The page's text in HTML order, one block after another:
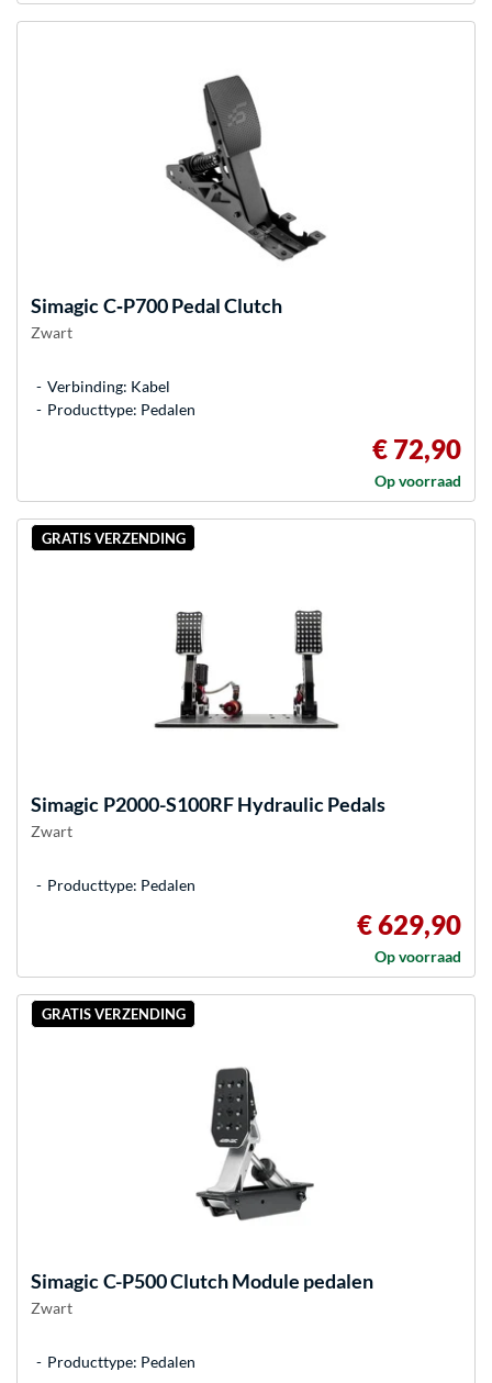
SimagicC‑P700 Pedal Clutch
Zwart
Verbinding: Kabel
Producttype: Pedalen
€ 72,90
Op voorraad
GRATIS VERZENDING
Simagic P2000-S100RF Hydraulic Pedals
Zwart
Producttype: Pedalen
€ 629,90
Op voorraad
GRATIS VERZENDING
SimagicC-P500 Clutch Module pedalen
Zwart
Producttype: Pedalen